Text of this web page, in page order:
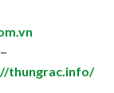
thungrac.info/